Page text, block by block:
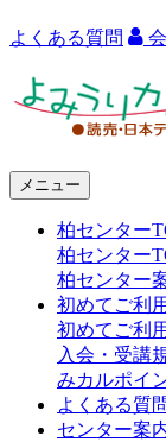
よくある質問
メニュー
柏センター
柏センター
柏センター
初めてご利
初めてご利
入会・受講
みカルポイ
よくある質
センター案